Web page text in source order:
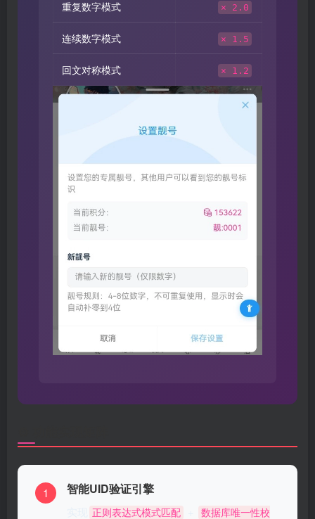
重复数字模式 × 2.0
连续数字模式 × 1.5
回文对称模式 × 1.2
1 智能UID验证引擎
正则表达式模式匹配
数据库唯一性校